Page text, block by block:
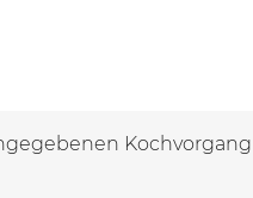
Kochvorgang